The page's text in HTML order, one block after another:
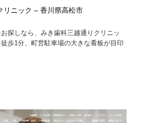
リニック – 香川県高松市
探しなら、みき歯科三越通りクリニッ
歩1分、町営駐車場の大きな看板が目印